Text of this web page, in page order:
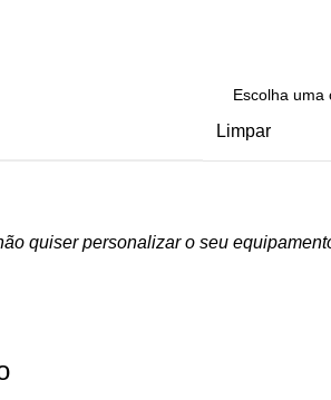
Limpar
quiser personalizar o seu